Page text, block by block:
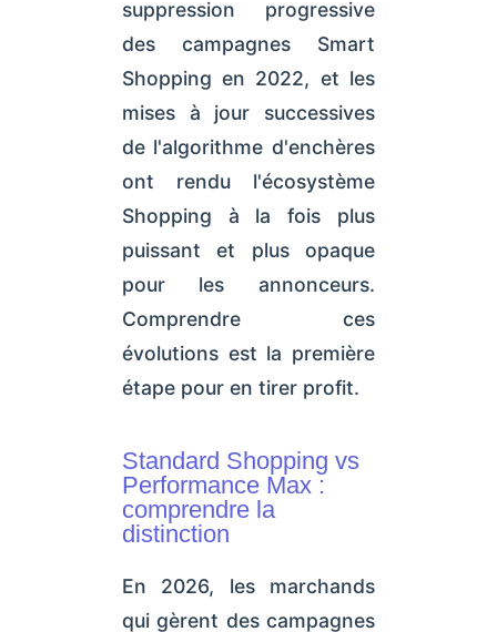
suppression progressive
des campagnes Smart
Shopping en 2022, et les
mises à jour successives
de l'algorithme d'enchères
ont rendu l'écosystème
Shopping à la fois plus
puissant et plus opaque
pour les annonceurs.
Comprendre ces
évolutions est la première
étape pour en tirer profit.
Standard Shopping vs
Performance Max :
comprendre la
distinction
En 2026, les marchands
qui gèrent des campagnes